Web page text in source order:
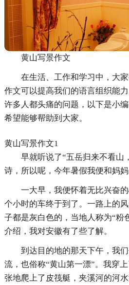
黄山写景作文
在生活、工作和学习中，大
作文可以提高我们的语言组织能
许多人都头痛的问题，以下是小
希望能够帮助到大家。
黄山写景作文1
早就听说了“五岳归来不看山
诗，所以呢，今年暑假我便和妈
一大早，我便怀着无比兴奋
个小时的车终于到了。一路上的
子都是灰白色的，当地人称为“粉
介绍，我对安徽有了些了解。
到达目的地的那天下午，我
流，也俗称“黄山第一漂”。我穿
张地爬上了皮筏艇，夹溪河的河